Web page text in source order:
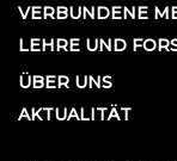
VERBUNDENE
LEHRE UND
ÜBER UNS
AKTUALITÄT